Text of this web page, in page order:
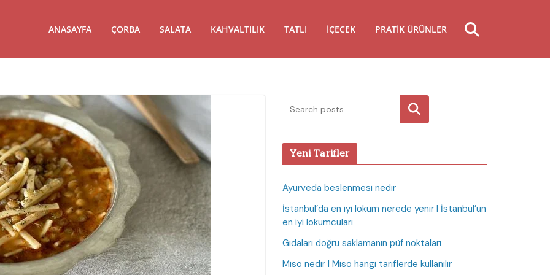
ANASAYFA ÇORBA SALATA KAHVALTILIK TATLI İÇECEK PRATIK ÜRÜNLER
Ara
Yeni Tarifler
Ayurveda beslenmesi nedir
İstanbul’da en iyi lokum nerede yenir I İstanbul’un
en iyi lokumcuları
Gıdaları doğru saklamanın püf noktaları
Miso nedir I Miso hangi tariflerde kullanılır